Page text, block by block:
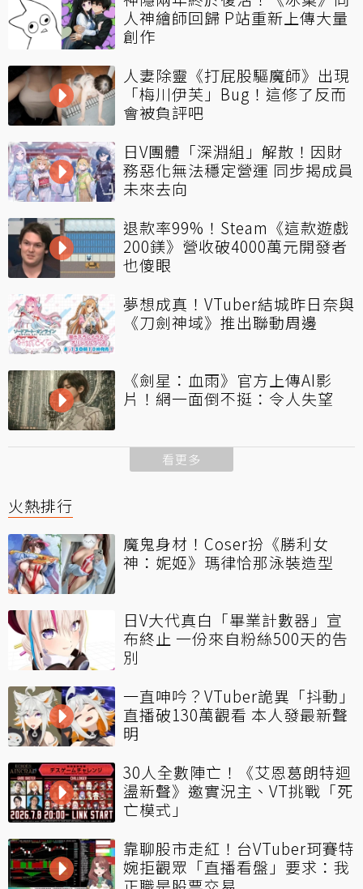
人神繪師回歸 P站重新上傳大量
創作
人妻除靈《打屁股驅魔師》出現
「梅川伊芙」Bug！這修了反而
會被負評吧
日V團體「深淵組」解散！因財
務惡化無法穩定營運 同步揭成員
未來去向
退款率99%！Steam《這款遊戲
200鎂》營收破4000萬元開發者
也傻眼
夢想成真！VTuber結城昨日奈與
《刀劍神域》推出聯動周邊
《劍星：血雨》官方上傳AI影
片！網一面倒不挺：令人失望
看更多
火熱排行
魔鬼身材！Coser扮《勝利女
神：妮姬》瑪律恰那泳裝造型
日V大代真白「畢業計數器」宣
布終止 一份來自粉絲500天的告
別
一直呻吟？VTuber詭異「抖動」
直播破130萬觀看 本人發最新聲
明
30人全數陣亡！《艾恩葛朗特迴
盪新聲》邀實況主、VT挑戰「死
亡模式」
靠聊股市走紅！台VTuber珂賽特
婉拒觀眾「直播看盤」要求：我